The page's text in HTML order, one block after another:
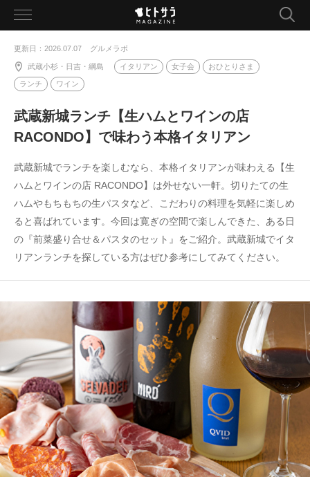
toggle
更新日：2026.07.07 グルメラボ
武蔵小杉・日吉・綱島 イタリアン 女子会 おひとりさま
ランチ ワイン
武蔵新城ランチ【生ハムとワインの店
RACONDO】で味わう本格イタリアン
武蔵新城でランチを楽しむなら、本格イタリアンが味わえる【生
ハムとワインの店 RACONDO】は外せない一軒。切りたての生
ハムやもちもちの生パスタなど、こだわりの料理を気軽に楽しめ
ると喜ばれています。今回は寛ぎの空間で楽しんできた、ある日
の『前菜盛り合せ＆パスタのセット』をご紹介。武蔵新城でイタ
リアンランチを探している方はぜひ参考にしてみてください。